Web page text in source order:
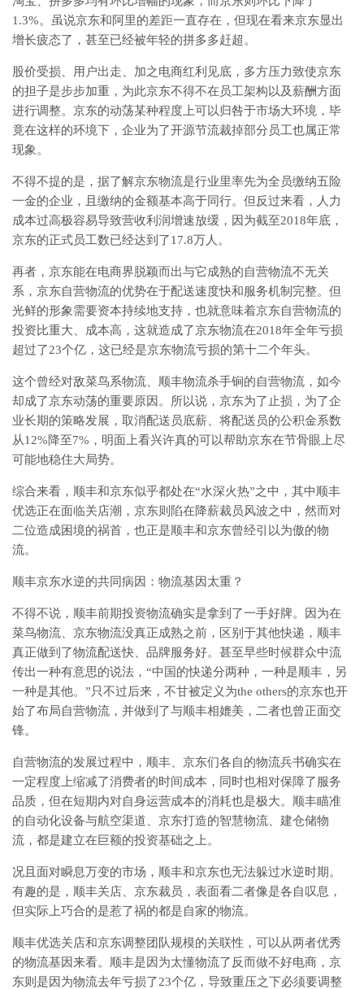
1.3%。虽说京东和阿里的差距一直存在，但现在看来京东显出
增长疲态了，甚至已经被年轻的拼多多赶超。
股价受损、用户出走、加之电商红利见底，多方压力致使京东
的担子是步步加重，为此京东不得不在员工架构以及薪酬方面
进行调整。京东的动荡某种程度上可以归咎于市场大环境，毕
竟在这样的环境下，企业为了开源节流裁掉部分员工也属正常
现象。
不得不提的是，据了解京东物流是行业里率先为全员缴纳五险
一金的企业，且缴纳的金额基本高于同行。但反过来看，人力
成本过高极容易导致营收利润增速放缓，因为截至2018年底，
京东的正式员工数已经达到了17.8万人。
再者，京东能在电商界脱颖而出与它成熟的自营物流不无关
系，京东自营物流的优势在于配送速度快和服务机制完整。但
光鲜的形象需要资本持续地支持，也就意味着京东自营物流的
投资比重大、成本高，这就造成了京东物流在2018年全年亏损
超过了23个亿，这已经是京东物流亏损的第十二个年头。
这个曾经对敌菜鸟系物流、顺丰物流杀手锏的自营物流，如今
却成了京东动荡的重要原因。所以说，京东为了止损，为了企
业长期的策略发展，取消配送员底薪、将配送员的公积金系数
从12%降至7%，明面上看兴许真的可以帮助京东在节骨眼上尽
可能地稳住大局势。
综合来看，顺丰和京东似乎都处在“水深火热”之中，其中顺丰
优选正在面临关店潮，京东则陷在降薪裁员风波之中，然而对
二位造成困境的祸首，也正是顺丰和京东曾经引以为傲的物
流。
顺丰京东水逆的共同病因：物流基因太重？
不得不说，顺丰前期投资物流确实是拿到了一手好牌。因为在
菜鸟物流、京东物流没真正成熟之前，区别于其他快递，顺丰
真正做到了物流配送快、品牌服务好。甚至早些时候群众中流
传出一种有意思的说法，“中国的快递分两种，一种是顺丰，另
一种是其他。”只不过后来，不甘被定义为the others的京东也开
始了布局自营物流，并做到了与顺丰相媲美，二者也曾正面交
锋。
自营物流的发展过程中，顺丰、京东们各自的物流兵书确实在
一定程度上缩减了消费者的时间成本，同时也相对保障了服务
品质，但在短期内对自身运营成本的消耗也是极大。顺丰瞄准
的自动化设备与航空渠道、京东打造的智慧物流、建仓储物
流，都是建立在巨额的投资基础之上。
况且面对瞬息万变的市场，顺丰和京东也无法躲过水逆时期。
有趣的是，顺丰关店、京东裁员，表面看二者像是各自叹息，
但实际上巧合的是惹了祸的都是自家的物流。
顺丰优选关店和京东调整团队规模的关联性，可以从两者优秀
的物流基因来看。顺丰是因为太懂物流了反而做不好电商，京
东则是因为物流去年亏损了23个亿，导致重压之下必须要调整